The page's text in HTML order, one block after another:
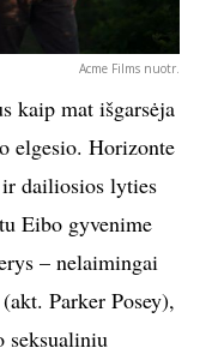
Acme Films nuotr.
kaip mat išgarsėja
elgesio. Horizonte
dailiosios lyties
Eibo gyvenime
– nelaimingai
Parker Posey),